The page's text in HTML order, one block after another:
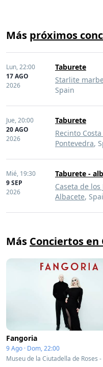
Más próximos
Lun,22:00
17 AGO
2026
Taburete
Starlite
Spain
Jue,20:00
20 AGO
2026
Taburete
Recinto
Pontevedra,
Mié, 19:30
9 SEP
2026
Taburete -
Caseta de
Albacete,
Más Conciertos en
Fangoria
9 Ago · Dom, 22:00